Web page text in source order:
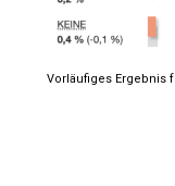
Vorläufiges Ergebnis